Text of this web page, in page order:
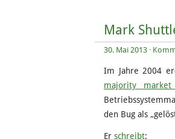
Mark
30. Mai 2013 ·
Im Jahre 2004
majority market
den Bug als
Er schreibt: